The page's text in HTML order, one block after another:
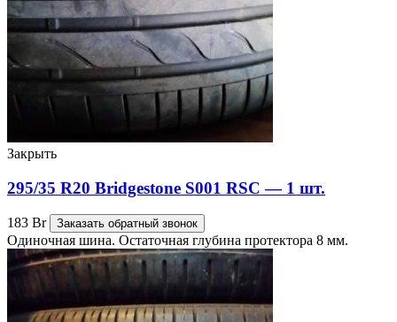
Закрыть
295/35 R20 Bridgestone S001 RSC — 1 шт.
183 Br Заказать обратный звонок
Одиночная шина. Остаточная глубина протектора 8 мм.